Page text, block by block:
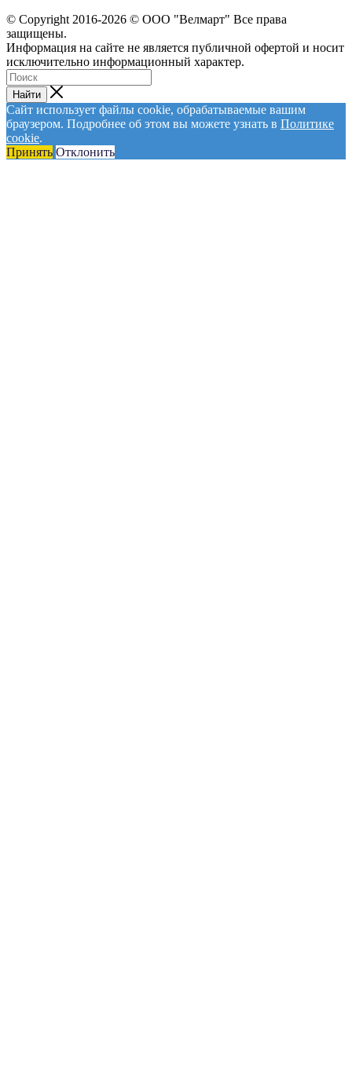
© Сopyright 2016-2026 © ООО "Велмарт" Все права
защищены.
Информация на сайте не является публичной офертой и носит
исключительно информационный характер.
Найти
Сайт использует файлы cookie, обрабатываемые вашим
браузером. Подробнее об этом вы можете узнать в Политике
cookie.
Принять Отклонить